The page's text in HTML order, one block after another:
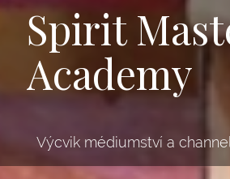
Spirit
Academy
Výcvik médiumství a